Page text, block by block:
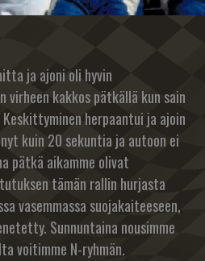
ja ajoni oli hyvin
virheen kakkos pätkällä kun sain
herpaantui ja ajoin
kuin 20 sekuntia ja autoon ei
pätkä aikamme olivat
tämän rallin hurjasta
vasemmassa suojakaiteeseen,
Sunnuntaina nousimme
voitimme N-ryhmän.